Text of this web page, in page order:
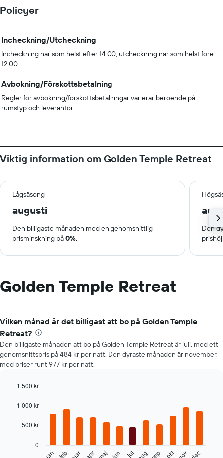
Policyer
Incheckning/Utcheckning
Incheckning när som helst efter 14:00, utcheckning när som helst före
12:00.
Avbokning/Förskottsbetalning
Regler för avbokning/förskottsbetalningar varierar beroende på
rumstyp och leverantör.
Viktig information om Golden Temple Retreat
Lågsäsong
augusti
Den billigaste månaden med en genomsnittlig
prisminskning på0%.
Den
Golden Temple Retreat
Vilken månad är det billigast att bo på Golden Temple
Retreat?
Den billigaste månaden att bo på Golden Temple Retreat är juli, med ett
genomsnittspris på 484 kr per natt. Den dyraste månaden är november,
med priser runt 977 kr per natt.
chart
bars.
Diagrammet
graphic.
jan feb mar apr maj jun jul aug sep okt nov dec
0
500 kr
1 000 kr
1 500 kr